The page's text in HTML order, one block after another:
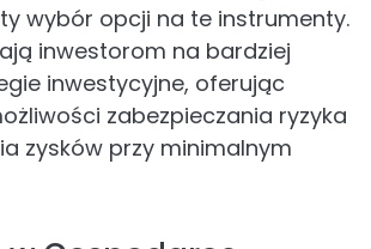
wybór opcji na te instrumenty.
inwestorom na bardziej
inwestycyjne, oferując
zabezpieczania ryzyka
zysków przy minimalnym